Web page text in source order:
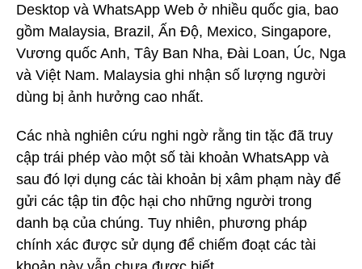
Desktop và WhatsApp Web ở nhiều quốc gia, bao
gồm Malaysia, Brazil, Ấn Độ, Mexico, Singapore,
Vương quốc Anh, Tây Ban Nha, Đài Loan, Úc, Nga
và Việt Nam. Malaysia ghi nhận số lượng người
dùng bị ảnh hưởng cao nhất.
Các nhà nghiên cứu nghi ngờ rằng tin tặc đã truy
cập trái phép vào một số tài khoản WhatsApp và
sau đó lợi dụng các tài khoản bị xâm phạm này để
gửi các tập tin độc hại cho những người trong
danh bạ của chúng. Tuy nhiên, phương pháp
chính xác được sử dụng để chiếm đoạt các tài